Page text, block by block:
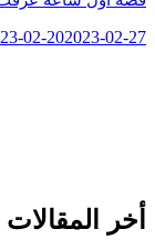
02-202023-02-27
أخر المقالات